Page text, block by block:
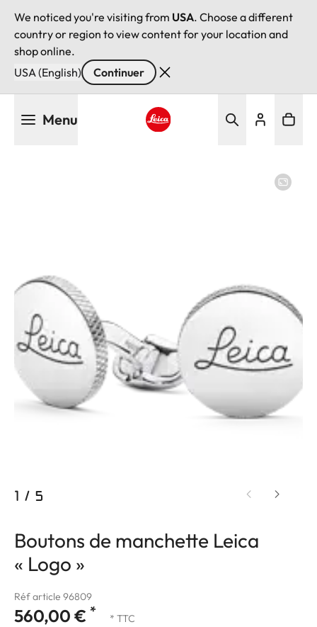
We noticed you're visiting from USA. Choose a different
country or region to view content for your location and
shop online.
USA (English)
Continuer
Menu
1 / 5
Boutons de manchette Leica
« Logo »
Réf article 96809
560,00 € * * TTC